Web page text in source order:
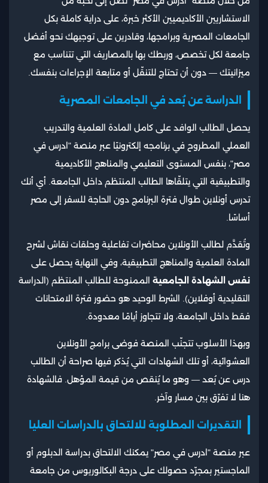
الاستشاريين الأكاديميين الأكثر خبرة، على دراية كاملة بكل
الجامعات المصرية وبرامجها، وقادرين على توجيهك نحو أفضل
جامعة لكل تخصص، وربطك بها بالمصاريف التي تتناسب مع
ميزانيتك — دون أن تحتاج للتنقّل أو متابعة الإجراءات بنفسك.
الدراسة عن بُعد في الجامعات المصرية
يحصل الطالب الوافد على كامل المادة العلمية والتدريب
العملي المطروح في برنامجه إلكترونيًا عبر منصة "ادرس في
مصر"، بنفس المستوى التعليمي والمناهج الأكاديمية
والتطبيقية التي يتلقّاها الطالب المنتظم داخل الجامعة. أي أنك
تدرس أونلاين طوال فترة البرنامج دون الحاجة للسفر إلى مصر
أساسًا.
وتُقدَّم لطالب الأونلاين محاضرات تفاعلية وحلقات نقاش لشرح
المادة العلمية والمناهج التطبيقية، وفي النهاية يحصل على
نفس الشهادة الجامعية الممنوحة للطالب المنتظم (الدراسة
التقليدية أوفلاين). الشرط الوحيد هو حضور فترة الامتحانات
فقط داخل الجامعة، ولا تتجاوز أيامًا معدودة.
وبهذا الأسلوب تتجنّب المنصة فوضى برامج الأونلاين
العشوائية، أو تلك الشهادات التي يُذكر فيها صراحة أن الطالب
درس عن بُعد — وهو ما يُنقص من قيمة المؤهل. فالشهادة
هنا لا تفرّق بين مسار وآخر.
التقديرات المطلوبة للالتحاق بالدراسات العليا
عبر منصة "ادرس في مصر" يمكنك الالتحاق بدراسة الدبلوم أو
الماجستير بمجرّد حصولك على درجة البكالوريوس من جامعة